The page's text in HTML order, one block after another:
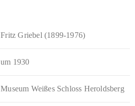
Fritz Griebel (1899-1976)
um 1930
Museum Weißes Schloss Heroldsberg